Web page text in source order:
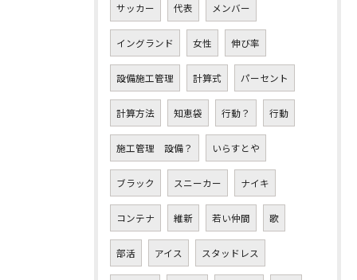
サッカー 代表 メンバー
イングランド 女性 伸び率
設備施工管理 計算式 パーセント
計算方法 知恵袋 行動？ 行動
施工管理 設備？ いらすとや
ブラック スニーカー ナイキ
コンテナ 維新 若い仲間 歌
部活 アイス スタッドレス